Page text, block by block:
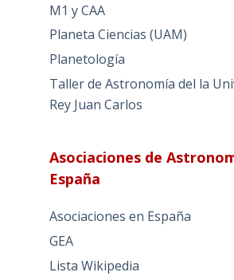
M1 y CAA
Planeta Ciencias (UAM)
Planetología
Taller de Astronomía del la
Rey Juan Carlos
Asociaciones de
España
Asociaciones en España
GEA
Lista Wikipedia